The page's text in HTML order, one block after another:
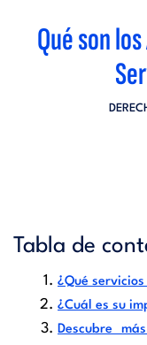
Qué son
Tabla de
¿Qué servicios
¿Cuál es su
Descubre